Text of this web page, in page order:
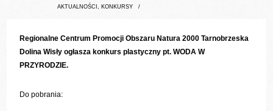
AKTUALNOŚCI, KONKURSY /
Regionalne Centrum Promocji Obszaru Natura 2000 Tarnobrzeska
Dolina Wisły ogłasza konkurs plastyczny pt. WODA W
PRZYRODZIE.
Do pobrania: